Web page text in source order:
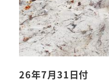
26年7月31日付